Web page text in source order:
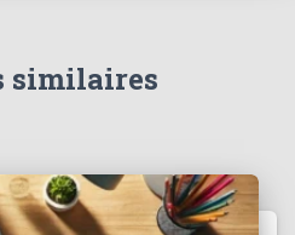
similaires